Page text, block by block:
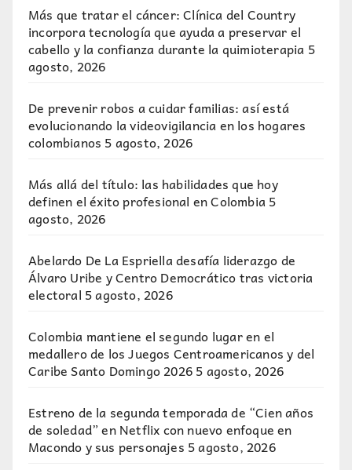
Más que tratar el cáncer: Clínica del Country
incorpora tecnología que ayuda a preservar el
cabello y la confianza durante la quimioterapia 5
agosto, 2026
De prevenir robos a cuidar familias: así está
evolucionando la videovigilancia en los hogares
colombianos 5 agosto, 2026
Más allá del título: las habilidades que hoy
definen el éxito profesional en Colombia5
agosto, 2026
Abelardo De La Espriella desafía liderazgo de
Álvaro Uribe y Centro Democrático tras victoria
electoral 5 agosto, 2026
Colombia mantiene el segundo lugar en el
medallero de los Juegos Centroamericanos y del
Caribe Santo Domingo 20265 agosto, 2026
Estreno de la segunda temporada de “Cien años
de soledad” en Netflix con nuevo enfoque en
Macondo y sus personajes 5 agosto, 2026